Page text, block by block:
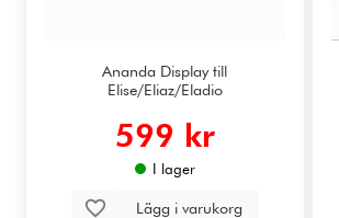
Ananda Display till
Elise/Eliaz/Eladio
599 kr
I lager
Lägg i varukorg